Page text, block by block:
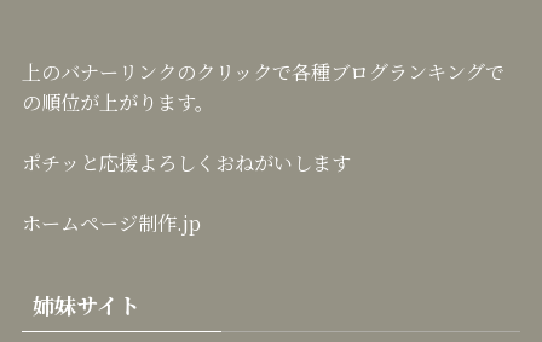
上のバナーリンクのクリックで各種ブログランキングで
の順位が上がります。
ポチッと応援よろしくおねがいします
ホームページ制作.jp
姉妹サイト